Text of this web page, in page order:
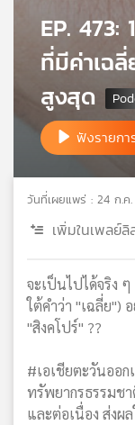
แผนที่
เครือ
EP. 473:
ที่มีค่าเฉลี่
สูงสุด
ฟังรายกา
วันที่เผยแพร่ : 24 ก.ค
เพิ่มในเพลย์ลิ
จะเป็นไปได้จริง
ใต้คำว่า "เฉลี่ย")
"สิงคโปร์" ??
#เอเชียตะวันออ
ทรัพยากรธรรมชา
และต่อเนื่อง ส่งผ